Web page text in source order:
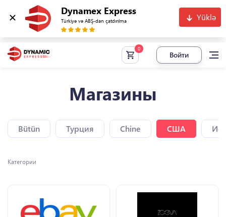
Dynamex Express
Türkiyə və ABŞ-dan çatdırılma Yüklə
Войти
Магазины
Bütün Турция Chine США
Категории